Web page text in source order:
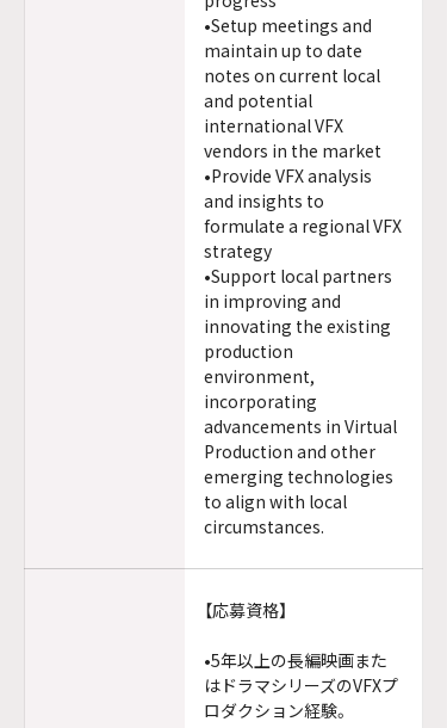
•Setup meetings and
maintain up to date
notes on current local
and potential
international VFX
vendors in the market
•Provide VFX analysis
and insights to
formulate a regional VFX
strategy
•Support local partners
in improving and
innovating the existing
production
environment,
incorporating
advancements in Virtual
Production and other
emerging technologies
to align with local
circumstances.
【応募資格】
•5年以上の長編映画また
はドラマシリーズのVFXプ
ロダクション経験。